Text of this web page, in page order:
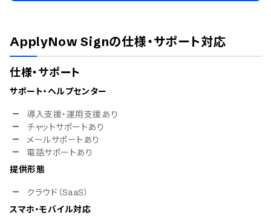
ApplyNow Signの仕様・サポート対応
仕様・サポート
サポート・ヘルプセンター
導入支援・運用支援あり
チャットサポートあり
メールサポートあり
電話サポートあり
提供形態
クラウド（SaaS）
スマホ・モバイル対応